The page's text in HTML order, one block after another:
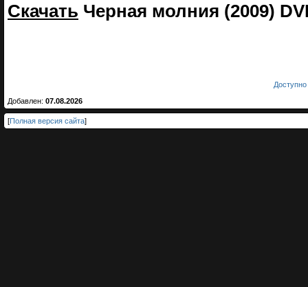
Скачать Черная молния (2009)
Добавлен: 07.08.2026
[Полная версия сайта]